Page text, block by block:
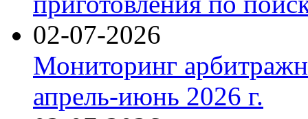
02-07-2026
Мониторинг
апрель-июнь 2026 г.